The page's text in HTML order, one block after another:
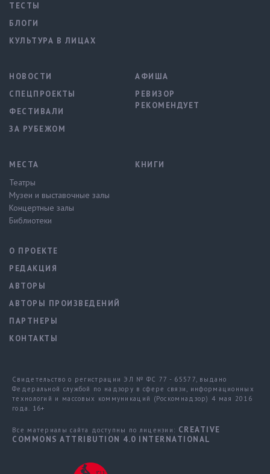
ТЕСТЫ
БЛОГИ
КУЛЬТУРА В ЛИЦАХ
НОВОСТИ
СПЕЦПРОЕКТЫ
ФЕСТИВАЛИ
ЗА РУБЕЖОМ
АФИША
РЕВИЗОР
РЕКОМЕНДУЕТ
МЕСТА
Театры
Музеи и выставочные залы
Концертные залы
Библиотеки
КНИГИ
О ПРОЕКТЕ
РЕДАКЦИЯ
АВТОРЫ
АВТОРЫ ПРОИЗВЕДЕНИЙ
ПАРТНЕРЫ
КОНТАКТЫ
Свидетельство о регистрации ЭЛ № ФС 77 - 65577, выдано
Федеральной службой по надзору в сфере связи, информационных
технологий и массовых коммуникаций (Роскомнадзор) 4 мая 2016
года. 16+
Все материалы сайта доступны по лицензии: CREATIVE
COMMONS ATTRIBUTION 4.0 INTERNATIONAL